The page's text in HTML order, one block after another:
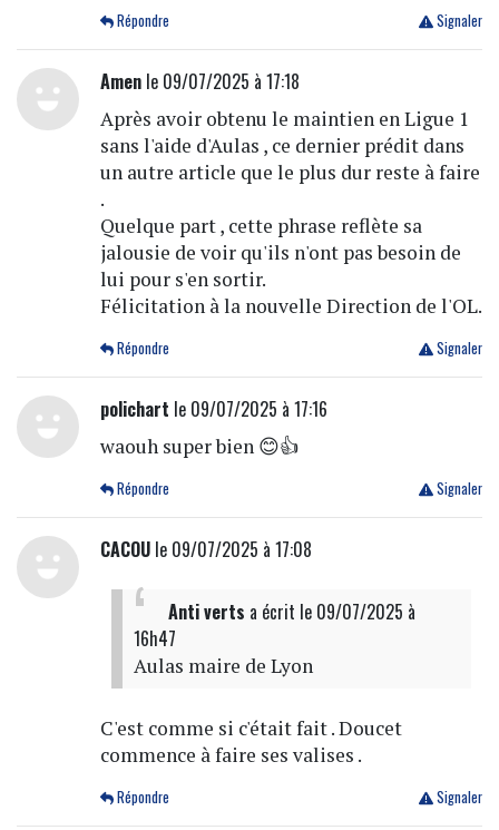
Signaler
Répondre
Amenle 09/07/2025 à 17:18
Après avoir obtenu le maintien en Ligue 1
sans l'aide d'Aulas , ce dernier prédit dans
un autre article que le plus dur reste à faire
.
Quelque part , cette phrase reflète sa
jalousie de voir qu'ils n'ont pas besoin de
lui pour s'en sortir.
Félicitation à la nouvelle Direction de l'OL.
Signaler
Répondre
polichart le 09/07/2025 à 17:16
waouh super bien 😊👍
Signaler
Répondre
CACOUle 09/07/2025 à 17:08
Anti verts a écrit le 09/07/2025 à
16h47
Aulas maire de Lyon
C'est comme si c'était fait . Doucet
commence à faire ses valises .
Signaler
Répondre